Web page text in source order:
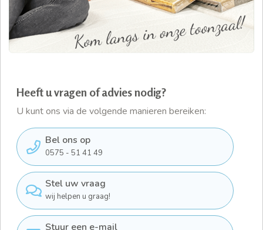
Heeft u vragen of advies nodig?
U kunt ons via de volgende manieren bereiken:
Bel ons op
0575 - 51 41 49
Stel uw vraag
wij helpen u graag!
Stuur een e-mail